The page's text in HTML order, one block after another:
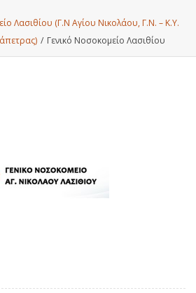
Λασιθίου (Γ.Ν Αγίου Νικολάου, Γ.Ν. – Κ.Υ.
/ Γενικό Νοσοκομείο Λασιθίου